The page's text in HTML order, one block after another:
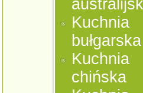
Kuchnia
bułgarska
Kuchnia
chińska